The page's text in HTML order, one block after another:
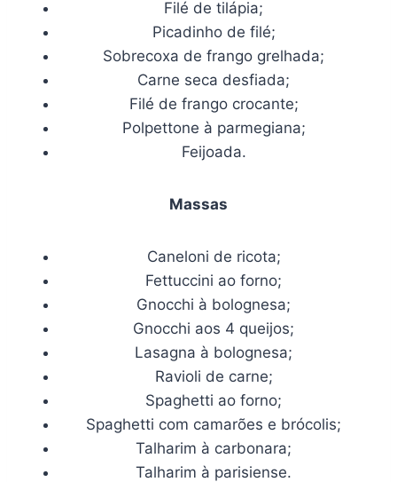
Filé de tilápia;
Picadinho de filé;
Sobrecoxa de frango grelhada;
Carne seca desfiada;
Filé de frango crocante;
Polpettone à parmegiana;
Feijoada.
Massas
Caneloni de ricota;
Fettuccini ao forno;
Gnocchi à bolognesa;
Gnocchi aos 4 queijos;
Lasagna à bolognesa;
Ravioli de carne;
Spaghetti ao forno;
Spaghetti com camarões e brócolis;
Talharim à carbonara;
Talharim à parisiense.